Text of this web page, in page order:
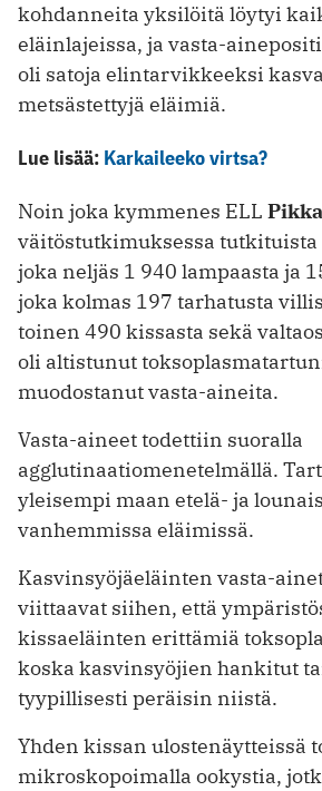
kohdanneita yksilöitä löytyi
eläinlajeissa, ja vasta-
oli satoja elintarvikkeeksi
metsästettyjä eläimiä.
Lue lisää: Karkaileeko virtsa?
Noin joka kymmenes ELL
väitöstutkimuksessa tutkituista
joka neljäs 1 940 lampaasta ja
joka kolmas 197 tarhatusta
toinen 490 kissasta sekä
oli altistunut
muodostanut vasta-aineita.
Vasta-aineet todettiin suoralla
agglutinaatiomenetelmällä.
yleisempi maan etelä- ja
vanhemmissa eläimissä.
Kasvinsyöjäeläinten vasta-
viittaavat siihen, että
kissaeläinten erittämiä
koska kasvinsyöjien hankitut
tyypillisesti peräisin niistä.
Yhden kissan ulostenäytteissä
mikroskopoimalla ookystia,